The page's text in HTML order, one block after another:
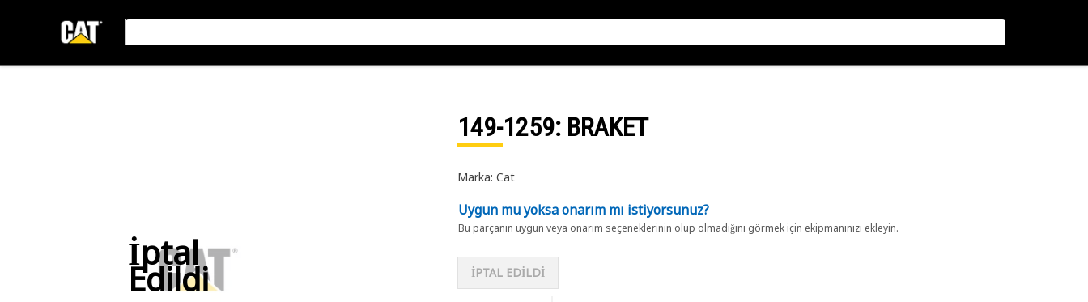
İptal
Edildi
149-1259: BRAKET
Marka: Cat
Uygun mu yoksa onarım mı istiyorsunuz?
Bu parçanın uygun veya onarım seçeneklerinin olup olmadığını görmek için ekipmanınızı ekleyin.
İPTAL EDİLDİ